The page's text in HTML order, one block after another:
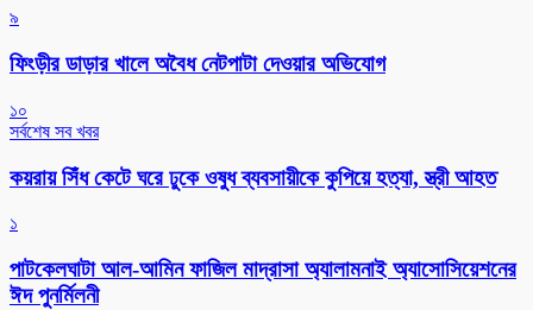
৯
ফিংড়ীর ডাড়ার খালে অবৈধ নেটপাটা দেওয়ার অভিযোগ
১০
সর্বশেষ সব খবর
কয়রায় সিঁধ কেটে ঘরে ঢুকে ওষুধ ব্যবসায়ীকে কুপিয়ে হত্যা, স্ত্রী আহত
১
পাটকেলঘাটা আল-আমিন ফাজিল মাদ্রাসা অ্যালামনাই অ্যাসোসিয়েশনের
ঈদ পুনর্মিলনী